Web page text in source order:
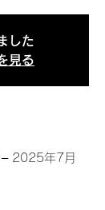
した
見る
2025年7月